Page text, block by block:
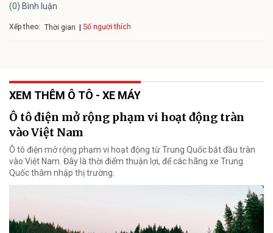
(0) Bình luận
Xếp theo: Thời gian Số người thích
XEM THÊM Ô TÔ - XE MÁY
Ô tô điện mở rộng phạm vi hoạt động tràn
vào Việt Nam
Ô tô điện mở rộng phạm vi hoạt động từ Trung Quốc bắt đầu tràn
vào Việt Nam. Đây là thời điểm thuận lợi, để các hãng xe Trung
Quốc thâm nhập thị trường.